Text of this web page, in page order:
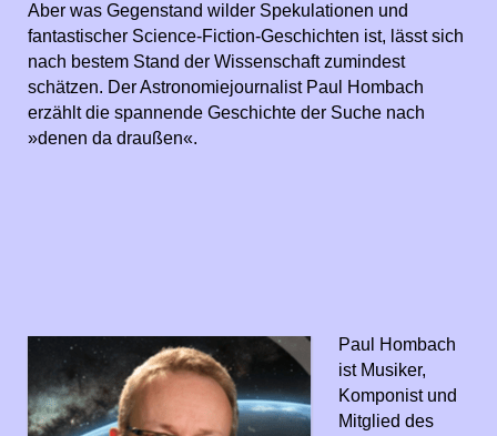
Aber was Gegenstand wilder Spekulationen und
fantastischer Science-Fiction-Geschichten ist, lässt sich
nach bestem Stand der Wissenschaft zumindest
schätzen. Der Astronomiejournalist Paul Hombach
erzählt die spannende Geschichte der Suche nach
»denen da draußen«.
Paul Hombach
ist Musiker,
Komponist und
Mitglied des